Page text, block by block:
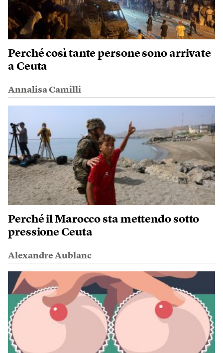
Perché così tante persone sono arrivate
a Ceuta
Annalisa Camilli
Perché il Marocco sta mettendo sotto
pressione Ceuta
Alexandre Aublanc